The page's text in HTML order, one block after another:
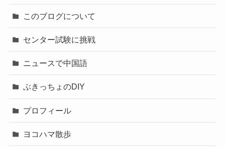
このブログについて
センター試験に挑戦
ニュースで中国語
ぶきっちょのDIY
プロフィール
ヨコハマ散歩